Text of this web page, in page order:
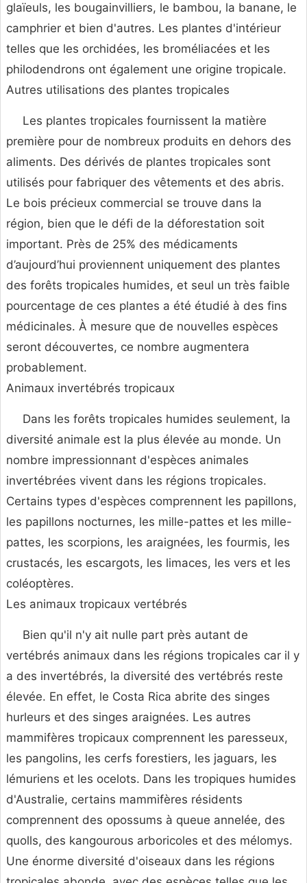
glaïeuls, les bougainvilliers, le bambou, la banane, le
camphrier et bien d'autres. Les plantes d'intérieur
telles que les orchidées, les broméliacées et les
philodendrons ont également une origine tropicale.
Autres utilisations des plantes tropicales
Les plantes tropicales fournissent la matière
première pour de nombreux produits en dehors des
aliments. Des dérivés de plantes tropicales sont
utilisés pour fabriquer des vêtements et des abris.
Le bois précieux commercial se trouve dans la
région, bien que le défi de la déforestation soit
important. Près de 25% des médicaments
d’aujourd’hui proviennent uniquement des plantes
des forêts tropicales humides, et seul un très faible
pourcentage de ces plantes a été étudié à des fins
médicinales. À mesure que de nouvelles espèces
seront découvertes, ce nombre augmentera
probablement.
Animaux invertébrés tropicaux
Dans les forêts tropicales humides seulement, la
diversité animale est la plus élevée au monde. Un
nombre impressionnant d'espèces animales
invertébrées vivent dans les régions tropicales.
Certains types d'espèces comprennent les papillons,
les papillons nocturnes, les mille-pattes et les mille-
pattes, les scorpions, les araignées, les fourmis, les
crustacés, les escargots, les limaces, les vers et les
coléoptères.
Les animaux tropicaux vertébrés
Bien qu'il n'y ait nulle part près autant de
vertébrés animaux dans les régions tropicales car il y
a des invertébrés, la diversité des vertébrés reste
élevée. En effet, le Costa Rica abrite des singes
hurleurs et des singes araignées. Les autres
mammifères tropicaux comprennent les paresseux,
les pangolins, les cerfs forestiers, les jaguars, les
lémuriens et les ocelots. Dans les tropiques humides
d'Australie, certains mammifères résidents
comprennent des opossums à queue annelée, des
quolls, des kangourous arboricoles et des mélomys.
Une énorme diversité d'oiseaux dans les régions